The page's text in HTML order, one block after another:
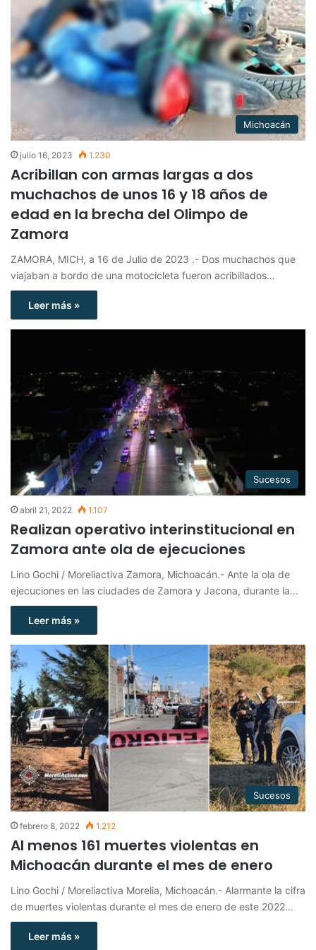
Michoacán
julio 16, 2023 1.230
Acribillan con armas largas a dos
muchachos de unos 16 y 18 años de
edad en la brecha del Olimpo de
Zamora
ZAMORA, MICH, a 16 de Julio de 2023 .- Dos muchachos que
viajaban a bordo de una motocicleta fueron acribillados…
Leer más »
Sucesos
abril 21, 2022 1.107
Realizan operativo interinstitucional en
Zamora ante ola de ejecuciones
Lino Gochi / Moreliactiva Zamora, Michoacán.- Ante la ola de
ejecuciones en las ciudades de Zamora y Jacona, durante la…
Leer más »
Sucesos
febrero 8, 2022 1.212
Al menos 161 muertes violentas en
Michoacán durante el mes de enero
Lino Gochi / Moreliactiva Morelia, Michoacán.- Alarmante la cifra
de muertes violentas durante el mes de enero de este 2022…
Leer más »